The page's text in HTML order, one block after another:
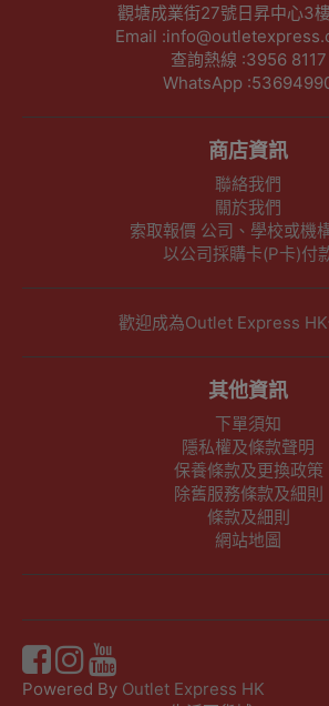
觀塘成業街27號日昇中心3
Email
查詢熱線 :3956 8117
WhatsApp
商店資訊
聯絡我們
關於我們
索取報價 公司、學校或機
以公司採購卡(P卡)付
歡迎成為Outlet Express
其他資訊
下單須知
隱私權及條款聲明
保養條款及更換政策
除舊服務條款及細則
條款及細則
網站地圖
Powered By Outlet Express HK